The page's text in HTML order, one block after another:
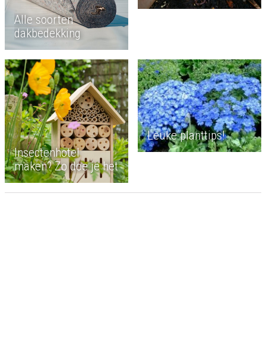
Alle soorten
dakbedekking
Insectenhotel
maken? Zo doe je het
Leuke planttips!